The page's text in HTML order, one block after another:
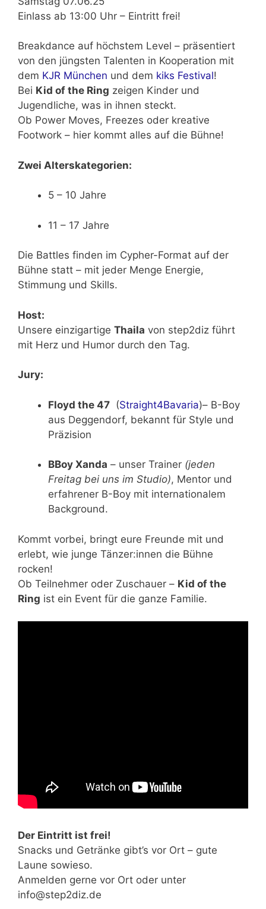
Einlass ab 13:00 Uhr – Eintritt frei!
Breakdance auf höchstem Level – präsentiert
von den jüngsten Talenten in Kooperation mit
dem KJR München und dem kiks Festival!
Bei Kid of the Ring zeigen Kinder und
Jugendliche, was in ihnen steckt.
Ob Power Moves, Freezes oder kreative
Footwork – hier kommt alles auf die Bühne!
Zwei Alterskategorien:
5 – 10 Jahre
11 – 17 Jahre
Die Battles finden im Cypher-Format auf der
Bühne statt – mit jeder Menge Energie,
Stimmung und Skills.
Host:
Unsere einzigartige Thaila von step2diz führt
mit Herz und Humor durch den Tag.
Jury:
Floyd the 47 (Straight4Bavaria)– B-Boy
aus Deggendorf, bekannt für Style und
Präzision
BBoy Xanda – unser Trainer (jeden
Freitag bei uns im Studio), Mentor und
erfahrener B-Boy mit internationalem
Background.
Kommt vorbei, bringt eure Freunde mit und
erlebt, wie junge Tänzer:innen die Bühne
rocken!
Ob Teilnehmer oder Zuschauer – Kid of the
Ring ist ein Event für die ganze Familie.
Der Eintritt ist frei!
Snacks und Getränke gibt’s vor Ort – gute
Laune sowieso.
Anmelden gerne vor Ort oder unter
info@step2diz.de